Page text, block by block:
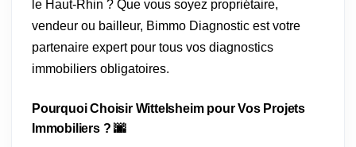
le Haut-Rhin ? Que vous soyez propriétaire,
vendeur ou bailleur, Bimmo Diagnostic est votre
partenaire expert pour tous vos diagnostics
immobiliers obligatoires.
Pourquoi Choisir Wittelsheim pour Vos Projets
Immobiliers ? 🌆